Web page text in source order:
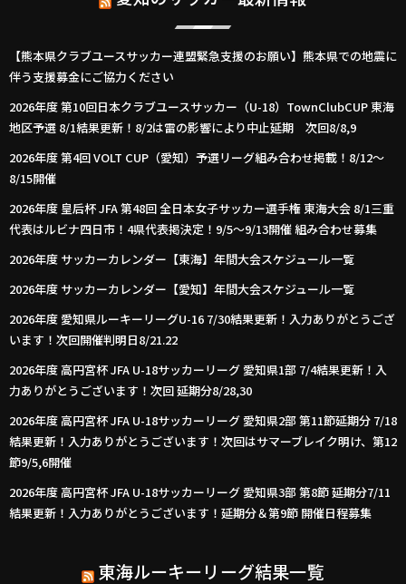
【熊本県クラブユースサッカー連盟緊急支援のお願い】熊本県での地震に
伴う支援募金にご協力ください
2026年度 第10回日本クラブユースサッカー（U-18）TownClubCUP 東海
地区予選 8/1結果更新！8/2は雷の影響により中止延期 次回8/8,9
2026年度 第4回 VOLT CUP（愛知）予選リーグ組み合わせ掲載！8/12～
8/15開催
2026年度 皇后杯 JFA 第48回 全日本女子サッカー選手権 東海大会 8/1三重
代表はルビナ四日市！4県代表掲決定！9/5～9/13開催 組み合わせ募集
2026年度 サッカーカレンダー【東海】年間大会スケジュール一覧
2026年度 サッカーカレンダー【愛知】年間大会スケジュール一覧
2026年度 愛知県ルーキーリーグU-16 7/30結果更新！入力ありがとうござ
います！次回開催判明日8/21.22
2026年度 高円宮杯 JFA U-18サッカーリーグ 愛知県1部 7/4結果更新！入
力ありがとうございます！次回 延期分8/28,30
2026年度 高円宮杯 JFA U-18サッカーリーグ 愛知県2部 第11節延期分 7/18
結果更新！入力ありがとうございます！次回はサマーブレイク明け、第12
節9/5,6開催
2026年度 高円宮杯 JFA U-18サッカーリーグ 愛知県3部 第8節 延期分7/11
結果更新！入力ありがとうございます！延期分＆第9節 開催日程募集
東海ルーキーリーグ結果一覧